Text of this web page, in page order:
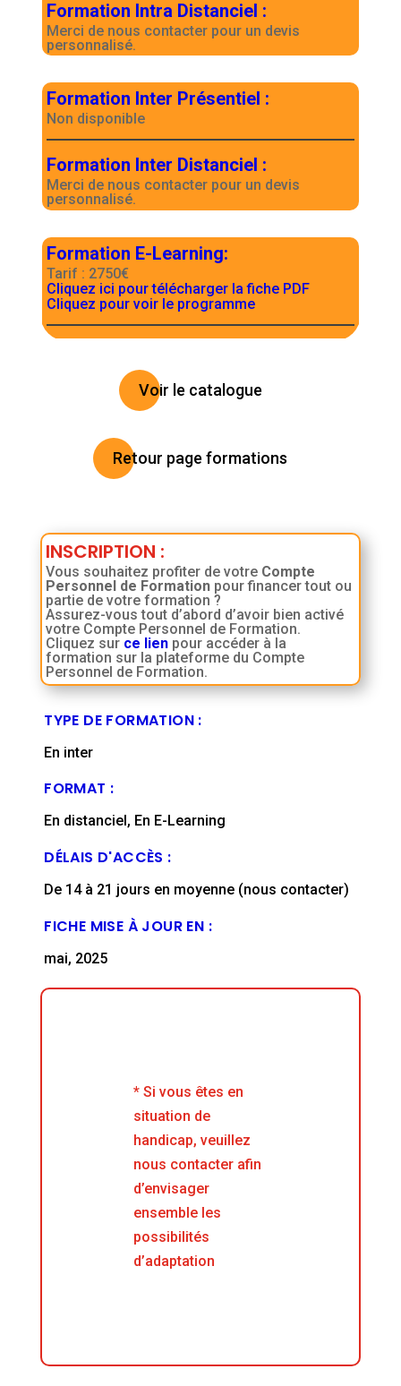
Formation Intra Distanciel :
Merci de nous contacter pour un devis
personnalisé.
Formation Inter Présentiel :
Non disponible
Formation Inter Distanciel :
Merci de nous contacter pour un devis
personnalisé.
Formation E-Learning:
Tarif : 2750€
Cliquez ici pour télécharger la fiche PDF
Cliquez pour voir le programme
Voir le catalogue
Retour page formations
INSCRIPTION :
Vous souhaitez profiter de votre Compte
Personnel de Formation pour financer tout ou
partie de votre formation ?
Assurez-vous tout d’abord d’avoir bien activé
votre Compte Personnel de Formation.
Cliquez sur ce lien pour accéder à la
formation sur la plateforme du Compte
Personnel de Formation.
TYPE DE FORMATION :
En inter
FORMAT :
En distanciel, En E-Learning
DÉLAIS D'ACCÈS :
De 14 à 21 jours en moyenne (nous contacter)
FICHE MISE À JOUR EN :
mai, 2025
* Si vous êtes en
situation de
handicap, veuillez
nous contacter afin
d’envisager
ensemble les
possibilités
d’adaptation